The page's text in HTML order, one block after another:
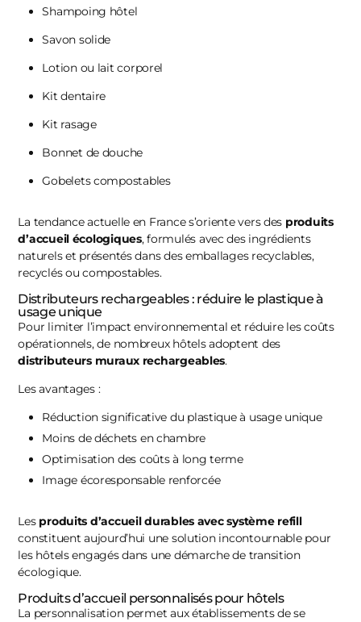
Shampoing hôtel
Savon solide
Lotion ou lait corporel
Kit dentaire
Kit rasage
Bonnet de douche
Gobelets compostables
La tendance actuelle en France s’oriente vers des produits
d’accueil écologiques, formulés avec des ingrédients
naturels et présentés dans des emballages recyclables,
recyclés ou compostables.
Distributeurs rechargeables : réduire le plastique à
usage unique
Pour limiter l’impact environnemental et réduire les coûts
opérationnels, de nombreux hôtels adoptent des
distributeurs muraux rechargeables.
Les avantages :
Réduction significative du plastique à usage unique
Moins de déchets en chambre
Optimisation des coûts à long terme
Image écoresponsable renforcée
Les produits d’accueil durables avec système refill
constituent aujourd’hui une solution incontournable pour
les hôtels engagés dans une démarche de transition
écologique.
Produits d’accueil personnalisés pour hôtels
La personnalisation permet aux établissements de se